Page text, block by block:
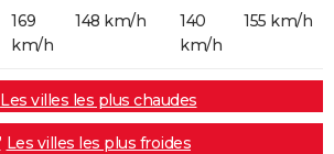
169
km/h
148 km/h
140
km/h
155 km/h
Les villes les plus chaudes
Les villes les plus froides